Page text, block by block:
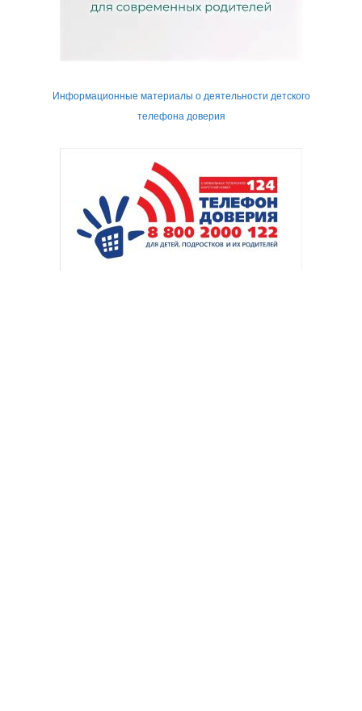
Информационные материалы о деятельности детского
телефона доверия